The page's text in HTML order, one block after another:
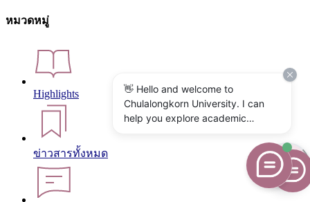
หมวดหมู่
Highlights
ข่าวสารทั้งหมด
👋 Hello and welcome to
Chulalongkorn University. I can
help you explore academic